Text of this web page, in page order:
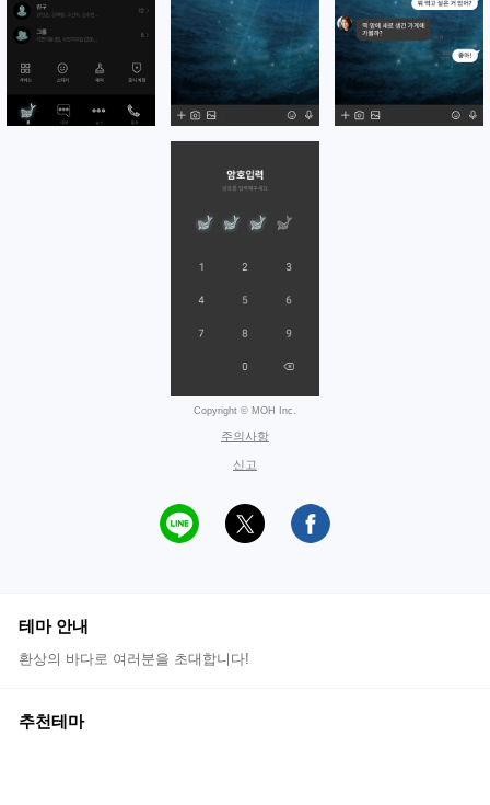
Copyright © MOH Inc.
주의사항
신고
테마 안내
환상의 바다로 여러분을 초대합니다!
추천테마